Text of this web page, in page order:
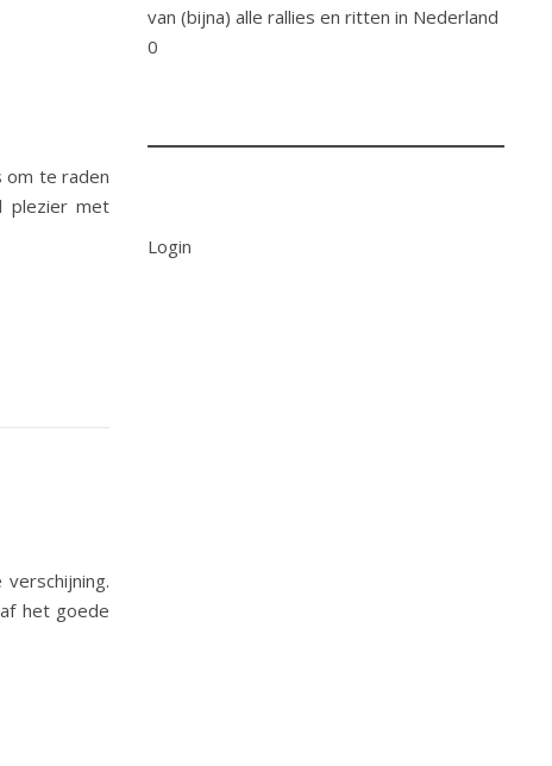
om te raden
plezier met
het goede
van (bijna) alle rallies en ritten in Nederland
0
Login